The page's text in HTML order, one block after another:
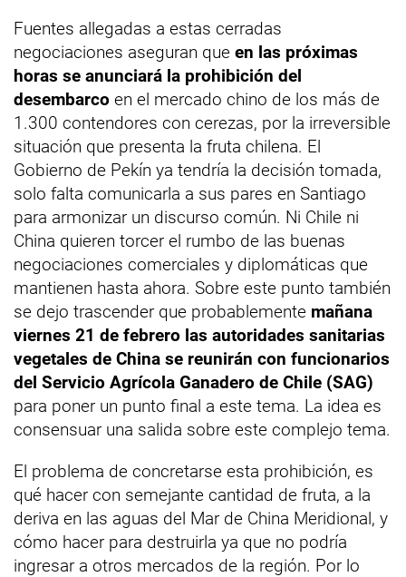
Fuentes allegadas a estas cerradas
negociaciones aseguran que en las próximas
horas se anunciará la prohibición del
desembarco en el mercado chino de los más de
1.300 contendores con cerezas, por la irreversible
situación que presenta la fruta chilena. El
Gobierno de Pekín ya tendría la decisión tomada,
solo falta comunicarla a sus pares en Santiago
para armonizar un discurso común. Ni Chile ni
China quieren torcer el rumbo de las buenas
negociaciones comerciales y diplomáticas que
mantienen hasta ahora. Sobre este punto también
se dejo trascender que probablemente mañana
viernes 21 de febrero las autoridades sanitarias
vegetales de China se reunirán con funcionarios
del Servicio Agrícola Ganadero de Chile (SAG)
para poner un punto final a este tema. La idea es
consensuar una salida sobre este complejo tema.
El problema de concretarse esta prohibición, es
qué hacer con semejante cantidad de fruta, a la
deriva en las aguas del Mar de China Meridional, y
cómo hacer para destruirla ya que no podría
ingresar a otros mercados de la región. Por lo